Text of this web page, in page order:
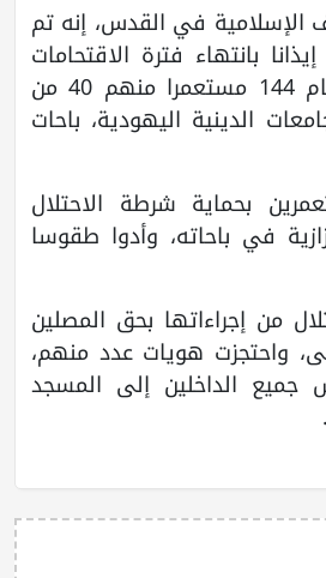
الإسلامية في القدس، إنه تم
بانتهاء فترة الاقتحامات
الصباحية، بعد اقتحام 144 مستعمرا منهم 40 من
الدينية اليهودية، باحات
بحماية شرطة الاحتلال
في باحاته، وأدوا طقوسا
من إجراءاتها بحق المصلين
واحتجزت هويات عدد منهم،
جميع الداخلين إلى المسجد